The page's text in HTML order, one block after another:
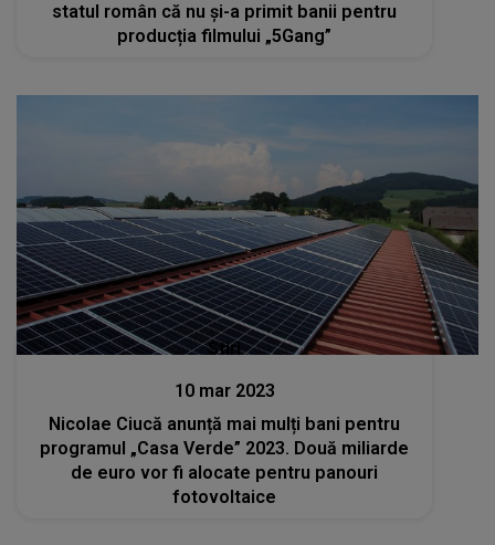
statul român că nu și-a primit banii pentru
producția filmului „5Gang”
Stiri
10 mar 2023
Nicolae Ciucă anunță mai mulți bani pentru
programul „Casa Verde” 2023. Două miliarde
de euro vor fi alocate pentru panouri
fotovoltaice